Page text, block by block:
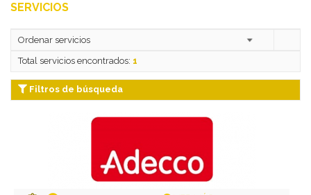
SERVICIOS
Total servicios encontrados: 1
Filtros de búsqueda